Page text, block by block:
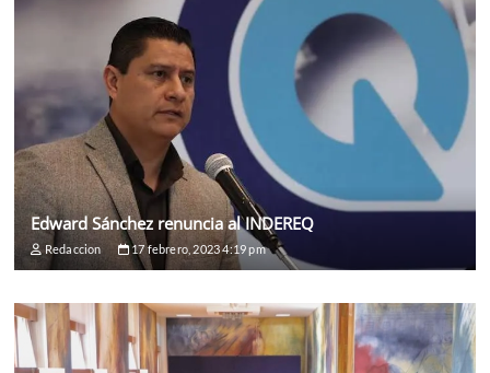
Edward Sánchez renuncia al INDEREQ
Redaccion 17 febrero, 2023 4:19 pm